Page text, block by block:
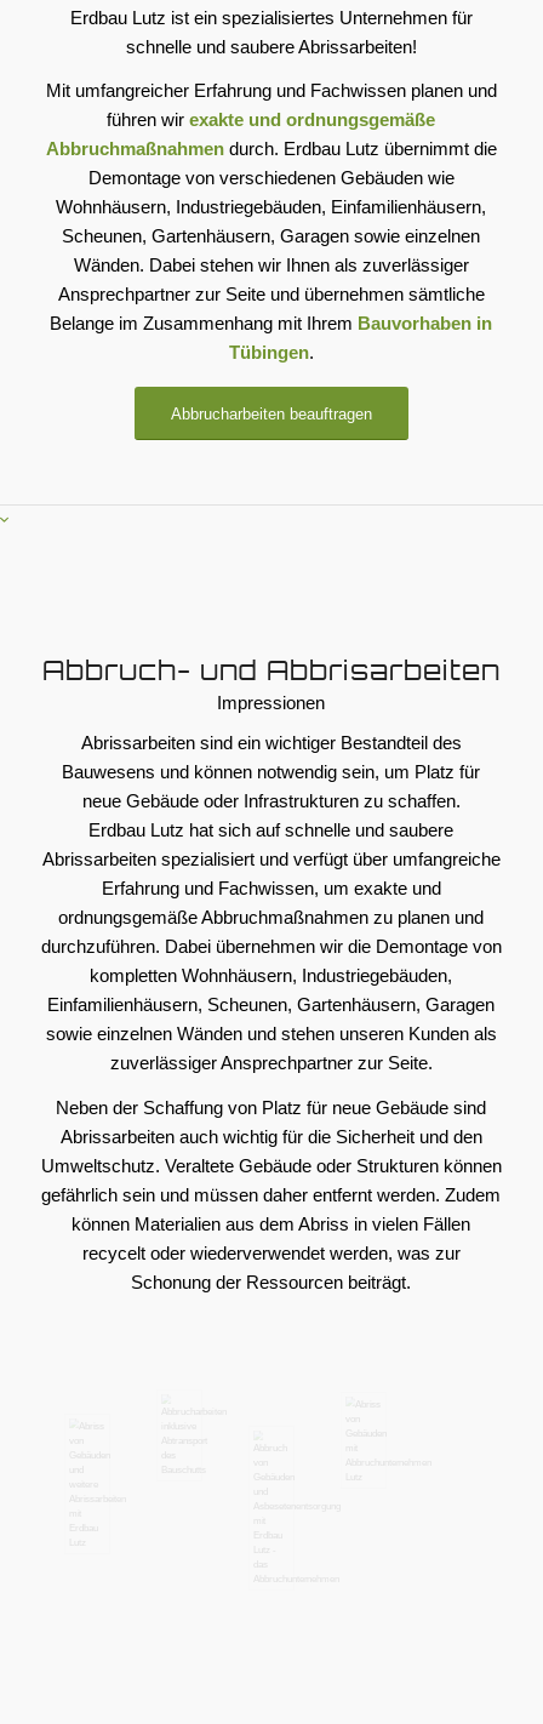
Erdbau Lutz ist ein spezialisiertes Unternehmen für
schnelle und saubere Abrissarbeiten!
Mit umfangreicher Erfahrung und Fachwissen planen und
führen wirexakte und ordnungsgemäße
Abbruchmaßnahmendurch. Erdbau Lutz übernimmt die
Demontage von verschiedenen Gebäuden wie
Wohnhäusern, Industriegebäuden, Einfamilienhäusern,
Scheunen, Gartenhäusern, Garagen sowie einzelnen
Wänden. Dabei stehen wir Ihnen als zuverlässiger
Ansprechpartner zur Seite und übernehmen sämtliche
Belange im Zusammenhang mit Ihrem Bauvorhaben in
Tübingen.
Abbrucharbeiten beauftragen
Abbruch- und Abbrisarbeiten
Impressionen
Abrissarbeiten sind ein wichtiger Bestandteil des
Bauwesens und können notwendig sein, um Platz für
neue Gebäude oder Infrastrukturen zu schaffen.
Erdbau Lutz hat sich auf schnelle und saubere
Abrissarbeiten spezialisiert und verfügt über umfangreiche
Erfahrung und Fachwissen, um exakte und
ordnungsgemäße Abbruchmaßnahmen zu planen und
durchzuführen. Dabei übernehmen wir die Demontage von
kompletten Wohnhäusern, Industriegebäuden,
Einfamilienhäusern, Scheunen, Gartenhäusern, Garagen
sowie einzelnen Wänden und stehen unseren Kunden als
zuverlässiger Ansprechpartner zur Seite.
Neben der Schaffung von Platz für neue Gebäude sind
Abrissarbeiten auch wichtig für die Sicherheit und den
Umweltschutz. Veraltete Gebäude oder Strukturen können
gefährlich sein und müssen daher entfernt werden. Zudem
können Materialien aus dem Abriss in vielen Fällen
recycelt oder wiederverwendet werden, was zur
Schonung der Ressourcen beiträgt.